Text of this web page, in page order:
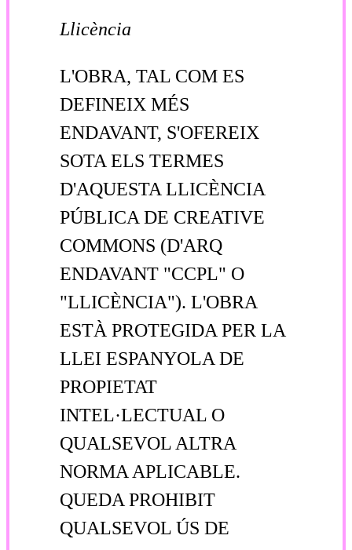
Llicència
L'OBRA, TAL COM ES
DEFINEIX MÉS
ENDAVANT, S'OFEREIX
SOTA ELS TERMES
D'AQUESTA LLICÈNCIA
PÚBLICA DE CREATIVE
COMMONS (D'ARQ
ENDAVANT "CCPL" O
"LLICÈNCIA"). L'OBRA
ESTÀ PROTEGIDA PER LA
LLEI ESPANYOLA DE
PROPIETAT
INTEL·LECTUAL O
QUALSEVOL ALTRA
NORMA APLICABLE.
QUEDA PROHIBIT
QUALSEVOL ÚS DE